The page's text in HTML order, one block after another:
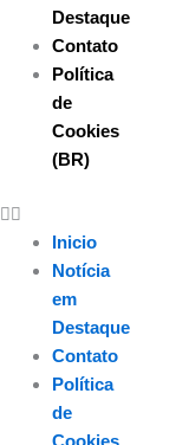
Destaque
Contato
Política
de
Cookies
(BR)
Inicio
Notícia
em
Destaque
Contato
Política
de
Cookies